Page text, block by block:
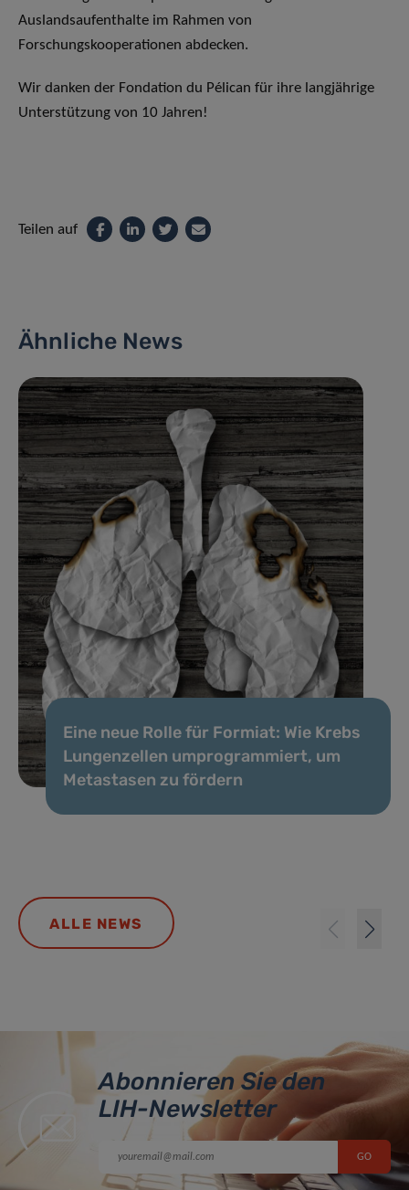
Auslandsaufenthalte im Rahmen von
Forschungskooperationen abdecken.
Wir danken der Fondation du Pélican für ihre langjährige
Unterstützung von 10 Jahren!
Teilen auf
Ähnliche News
Eine neue Rolle für Formiat: Wie Krebs
Lungenzellen umprogrammiert, um
Metastasen zu fördern
ALLE NEWS
Abonnieren Sie den
LIH-Newsletter